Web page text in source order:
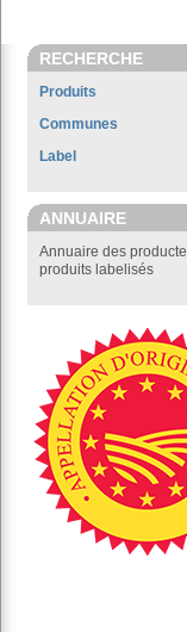
RECHERCHE
Produits
Communes
Label
ANNUAIRE
Annuaire des
produits labelisés